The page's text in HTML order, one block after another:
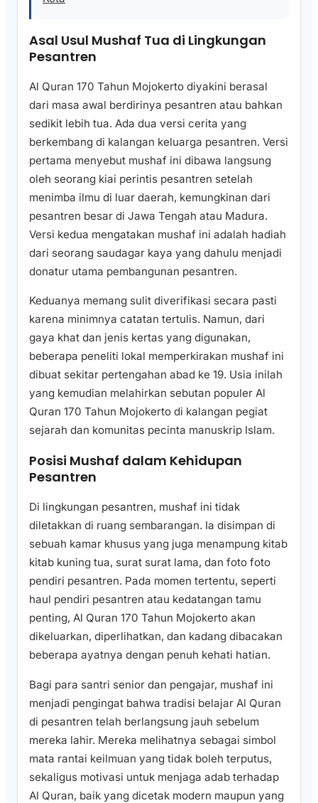
Asal Usul Mushaf Tua di Lingkungan
Pesantren
Al Quran 170 Tahun Mojokerto diyakini berasal
dari masa awal berdirinya pesantren atau bahkan
sedikit lebih tua. Ada dua versi cerita yang
berkembang di kalangan keluarga pesantren. Versi
pertama menyebut mushaf ini dibawa langsung
oleh seorang kiai perintis pesantren setelah
menimba ilmu di luar daerah, kemungkinan dari
pesantren besar di Jawa Tengah atau Madura.
Versi kedua mengatakan mushaf ini adalah hadiah
dari seorang saudagar kaya yang dahulu menjadi
donatur utama pembangunan pesantren.
Keduanya memang sulit diverifikasi secara pasti
karena minimnya catatan tertulis. Namun, dari
gaya khat dan jenis kertas yang digunakan,
beberapa peneliti lokal memperkirakan mushaf ini
dibuat sekitar pertengahan abad ke 19. Usia inilah
yang kemudian melahirkan sebutan populer Al
Quran 170 Tahun Mojokerto di kalangan pegiat
sejarah dan komunitas pecinta manuskrip Islam.
Posisi Mushaf dalam Kehidupan
Pesantren
Di lingkungan pesantren, mushaf ini tidak
diletakkan di ruang sembarangan. Ia disimpan di
sebuah kamar khusus yang juga menampung kitab
kitab kuning tua, surat surat lama, dan foto foto
pendiri pesantren. Pada momen tertentu, seperti
haul pendiri pesantren atau kedatangan tamu
penting, Al Quran 170 Tahun Mojokerto akan
dikeluarkan, diperlihatkan, dan kadang dibacakan
beberapa ayatnya dengan penuh kehati hatian.
Bagi para santri senior dan pengajar, mushaf ini
menjadi pengingat bahwa tradisi belajar Al Quran
di pesantren telah berlangsung jauh sebelum
mereka lahir. Mereka melihatnya sebagai simbol
mata rantai keilmuan yang tidak boleh terputus,
sekaligus motivasi untuk menjaga adab terhadap
Al Quran, baik yang dicetak modern maupun yang